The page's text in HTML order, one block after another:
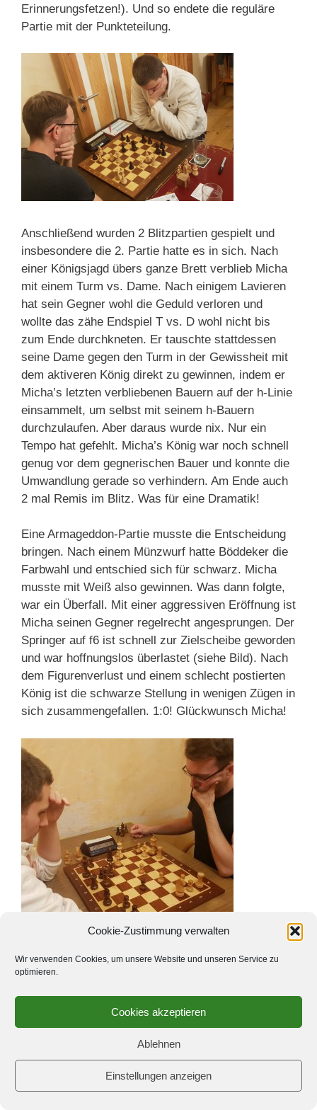
Cookie-Zustimmung verwalten
Wir verwenden Cookies, um unsere Website und unseren Service zu
optimieren.
Cookies akzeptieren
Ablehnen
Einstellungen anzeigen
Erinnerungsfetzen!). Und so endete die reguläre
Partie mit der Punkteteilung.
Anschließend wurden 2 Blitzpartien gespielt und
insbesondere die 2. Partie hatte es in sich. Nach
einer Königsjagd übers ganze Brett verblieb Micha
mit einem Turm vs. Dame. Nach einigem Lavieren
hat sein Gegner wohl die Geduld verloren und
wollte das zähe Endspiel T vs. D wohl nicht bis
zum Ende durchkneten. Er tauschte stattdessen
seine Dame gegen den Turm in der Gewissheit mit
dem aktiveren König direkt zu gewinnen, indem er
Micha’s letzten verbliebenen Bauern auf der h-Linie
einsammelt, um selbst mit seinem h-Bauern
durchzulaufen. Aber daraus wurde nix. Nur ein
Tempo hat gefehlt. Micha’s König war noch schnell
genug vor dem gegnerischen Bauer und konnte die
Umwandlung gerade so verhindern. Am Ende auch
2 mal Remis im Blitz. Was für eine Dramatik!
Eine Armageddon-Partie musste die Entscheidung
bringen. Nach einem Münzwurf hatte Böddeker die
Farbwahl und entschied sich für schwarz. Micha
musste mit Weiß also gewinnen. Was dann folgte,
war ein Überfall. Mit einer aggressiven Eröffnung ist
Micha seinen Gegner regelrecht angesprungen. Der
Springer auf f6 ist schnell zur Zielscheibe geworden
und war hoffnungslos überlastet (siehe Bild). Nach
dem Figurenverlust und einem schlecht postierten
König ist die schwarze Stellung in wenigen Zügen in
sich zusammengefallen. 1:0! Glückwunsch Micha!